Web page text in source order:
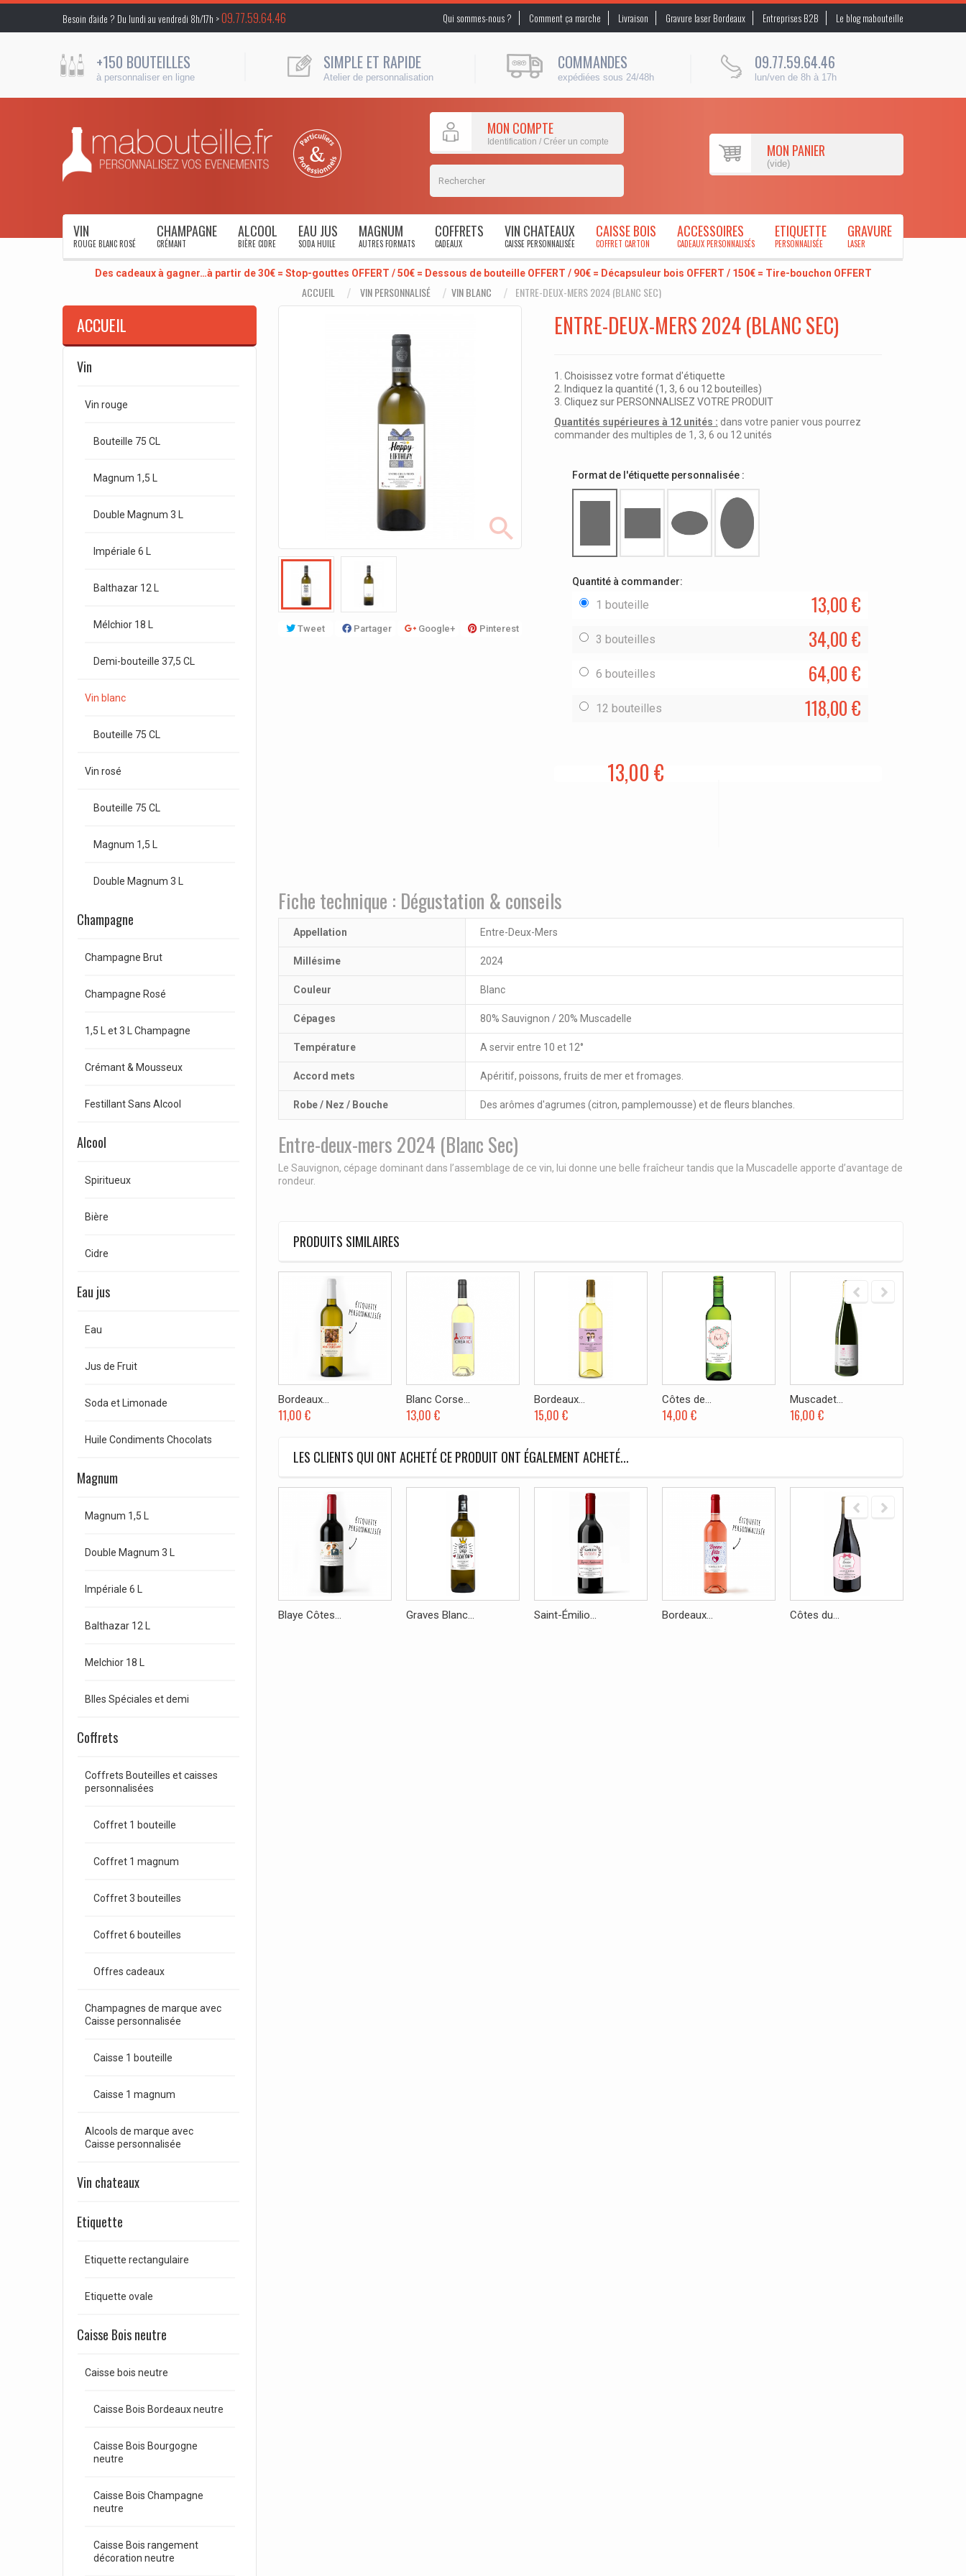
Besoin d’aide ? Du lundi au vendredi 8h/17h >09.77.59.64.46 Qui sommes-nous ? Comment ça marche Livraison Gravure laser Bordeaux Entreprises B2B Le blog mabouteille
+150 BOUTEILLES
à personnaliser en ligne
SIMPLE ET RAPIDE
Atelier de personnalisation
COMMANDES
expédiées sous 24/48h
09.77.59.64.46
lun/ven de 8h à 17h
MON COMPTE
Identification / Créer un compte MON PANIER
(vide)
VIN
ROUGE BLANC ROSÉ
CHAMPAGNE
CRÉMANT
ALCOOL
BIÈRE CIDRE
EAU JUS
SODA HUILE
MAGNUM
AUTRES FORMATS
COFFRETS
CADEAUX
VIN CHATEAUX
CAISSE PERSONNALISÉE
CAISSE BOIS
COFFRET CARTON
ACCESSOIRES
CADEAUX PERSONNALISÉS
ETIQUETTE
PERSONNALISÉE
GRAVURE
LASER
Des cadeaux à gagner…à partir de 30€ = Stop-gouttes OFFERT / 50€ = Dessous de bouteille OFFERT / 90€ = Décapsuleur bois OFFERT / 150€ = Tire-bouchon OFFERT
ACCUEIL VIN PERSONNALISÉ VIN BLANC ENTRE-DEUX-MERS 2024 (BLANC SEC)
ACCUEIL
Vin
Vin rouge
Bouteille 75 CL
Magnum 1,5 L
Double Magnum 3 L
Impériale 6 L
Balthazar 12 L
Mélchior 18 L
Demi-bouteille 37,5 CL
Vin blanc
Bouteille 75 CL
Vin rosé
Bouteille 75 CL
Magnum 1,5 L
Double Magnum 3 L
Champagne
Champagne Brut
Champagne Rosé
1,5 L et 3 L Champagne
Crémant & Mousseux
Festillant Sans Alcool
Alcool
Spiritueux
Bière
Cidre
Eau jus
Eau
Jus de Fruit
Soda et Limonade
Huile Condiments Chocolats
Magnum
Magnum 1,5 L
Double Magnum 3 L
Impériale 6 L
Balthazar 12 L
Melchior 18 L
Blles Spéciales et demi
Coffrets
Coffrets Bouteilles et caisses
personnalisées
Coffret 1 bouteille
Coffret 1 magnum
Coffret 3 bouteilles
Coffret 6 bouteilles
Offres cadeaux
Champagnes de marque avec
Caisse personnalisée
Caisse 1 bouteille
Caisse 1 magnum
Alcools de marque avec
Caisse personnalisée
Vin chateaux
Etiquette
Etiquette rectangulaire
Etiquette ovale
Caisse Bois neutre
Caisse bois neutre
Caisse Bois Bordeaux neutre
Caisse Bois Bourgogne
neutre
Caisse Bois Champagne
neutre
Caisse Bois rangement
décoration neutre
Tweet Partager Google+ Pinterest
ENTRE-DEUX-MERS 2024 (BLANC SEC)
1. Choisissez votre format d'étiquette
2. Indiquez la quantité (1, 3, 6 ou 12 bouteilles)
3. Cliquez sur PERSONNALISEZ VOTRE PRODUIT
Quantités supérieures à 12 unités : dans votre panier vous pourrez
commander des multiples de 1, 3, 6 ou 12 unités
Format de l'étiquette personnalisée :
Quantité à commander:
1 bouteille 13,00 €
3 bouteilles 34,00 €
6 bouteilles 64,00 €
12 bouteilles 118,00 €
13,00 €
Fiche technique : Dégustation & conseils
Appellation Entre-Deux-Mers
Millésime 2024
Couleur Blanc
Cépages 80% Sauvignon / 20% Muscadelle
Température A servir entre 10 et 12°
Accord mets Apéritif, poissons, fruits de mer et fromages.
Robe / Nez / Bouche Des arômes d'agrumes (citron, pamplemousse) et de fleurs blanches.
Entre-deux-mers 2024 (Blanc Sec)
Le Sauvignon, cépage dominant dans l’assemblage de ce vin, lui donne une belle fraîcheur tandis que la Muscadelle apporte d’avantage de
rondeur.
PRODUITS SIMILAIRES
Bordeaux...
11,00 €
Blanc Corse...
13,00 €
Bordeaux...
15,00 €
Côtes de...
14,00 €
Muscadet...
16,00 €
LES CLIENTS QUI ONT ACHETÉ CE PRODUIT ONT ÉGALEMENT ACHETÉ...
Blaye Côtes... Graves Blanc... Saint-Émilio... Bordeaux... Côtes du...